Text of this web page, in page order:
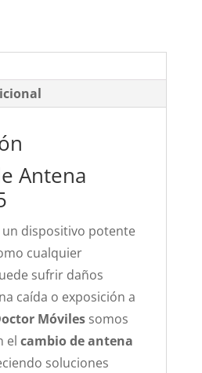
Antena
un dispositivo potente
cualquier
sufrir daños
caída o exposición a
Móvilessomos
el cambio de antena
soluciones